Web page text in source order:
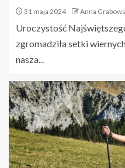
31 maja 2024 Anna
Uroczystość
zgromadziła setki
nasza...